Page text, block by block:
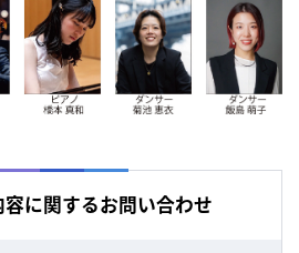
に関するお問い合わせ